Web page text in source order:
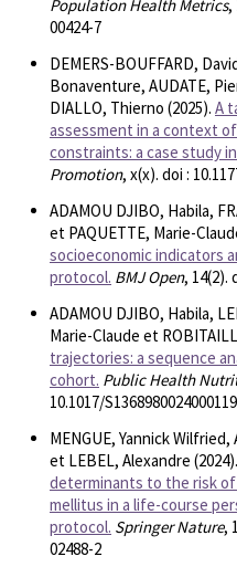
Population Health Metrics,
00424-7
DEMERS-BOUFFARD,
Bonaventure, AUDATE,
DIALLO, Thierno (2025). A
assessment in a context
constraints: a case study
Promotion, x(x). doi :
ADAMOU DJIBO, Habila,
et PAQUETTE, Marie-
socioeconomic indicators
protocol. BMJ Open, 14(2).
ADAMOU DJIBO, Habila,
Marie-Claude et
trajectories: a sequence
cohort. Public Health
10.1017/S1368980024000119
MENGUE, Yannick
et LEBEL, Alexandre (2024).
determinants to the risk
mellitus in a life-course
protocol. Springer Nature,
02488-2